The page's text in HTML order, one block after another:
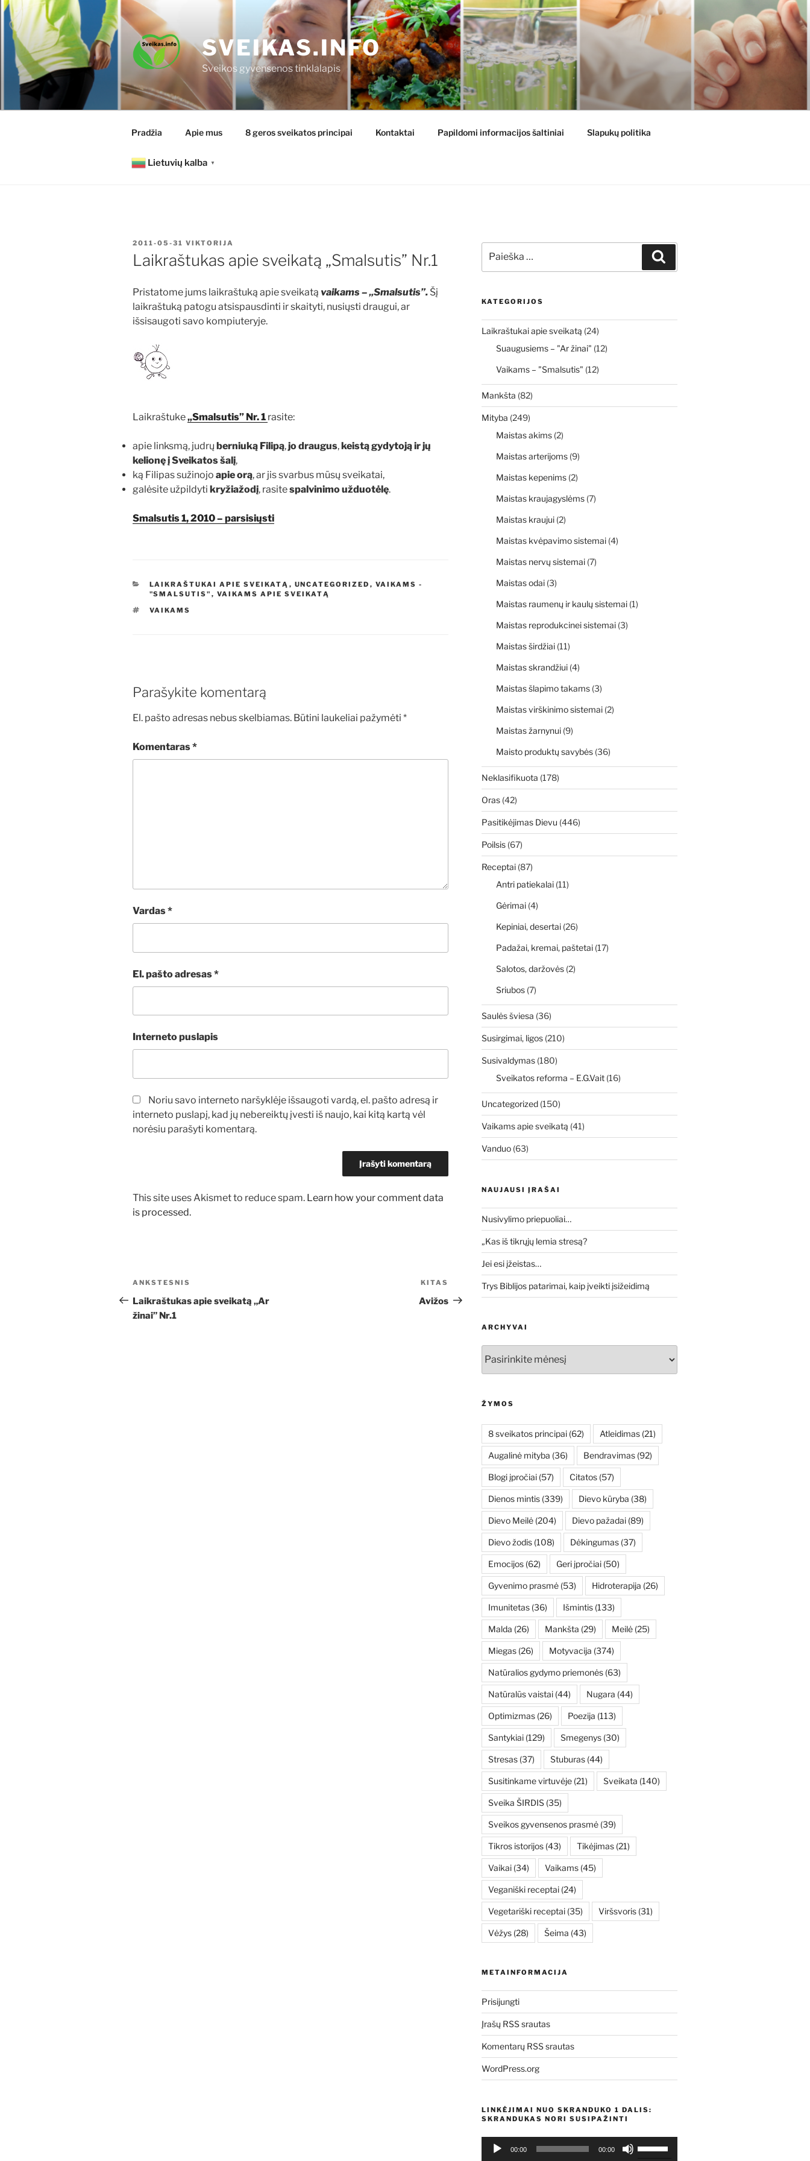
Eiti
prie
turinio
SVEIKAS.INFO
Sveikos gyvensenos tinklalapis
Pradžia Apie mus 8 geros sveikatos principai Kontaktai Papildomi informacijos šaltiniai Slapukų politika
Lietuvių kalba ▼
PASKELBTA
2011-05-31 VIKTORIJA
Laikraštukas apie sveikatą „Smalsutis” Nr.1
Pristatome jums laikraštuką apie sveikatą vaikams – „Smalsutis”. Šį
laikraštuką patogu atsispausdinti ir skaityti, nusiųsti draugui, ar
išsisaugoti savo kompiuteryje.
Laikraštuke„Smalsutis” Nr. 1 rasite:
apie linksmą, judrų berniuką Filipą,jo draugus,keistą gydytoją ir jų
kelionę į Sveikatos šalį,
ką Filipas sužinojo apie orą, ar jis svarbus mūsų sveikatai,
galėsite užpildyti kryžiažodį, rasitespalvinimo užduotėlę.
Smalsutis 1, 2010 – parsisiųsti
KATEGORIJOS
LAIKRAŠTUKAI APIE SVEIKATĄ , UNCATEGORIZED , VAIKAMS -
"SMALSUTIS" , VAIKAMS APIE SVEIKATĄ
ŽYMOS
VAIKAMS
Parašykite komentarą
El. pašto adresas nebus skelbiamas. Būtini laukeliai pažymėti *
Komentaras*
Vardas*
El. pašto adresas*
Interneto puslapis
Noriu savo interneto naršyklėje išsaugoti vardą, el. pašto adresą ir
interneto puslapį, kad jų nebereiktų įvesti iš naujo, kai kitą kartą vėl
norėsiu parašyti komentarą.
This site uses Akismet to reduce spam. Learn how your comment data
is processed.
Navigacija
tarp
įrašų
Ankstesnis
įrašas
ANKSTESNIS
Laikraštukas apie sveikatą „Ar
žinai” Nr.1
įrašas
KITAS
Avižos
KATEGORIJOS
Laikraštukai apie sveikatą (24)
Suaugusiems – "Ar žinai" (12)
Vaikams – "Smalsutis" (12)
Mankšta (82)
Mityba (249)
Maistas akims(2)
Maistas arterijoms(9)
Maistas kepenims(2)
Maistas kraujagyslėms(7)
Maistas kraujui(2)
Maistas kvėpavimo sistemai(4)
Maistas nervų sistemai(7)
Maistas odai(3)
Maistas raumenų ir kaulų sistemai(1)
Maistas reprodukcinei sistemai(3)
Maistas širdžiai(11)
Maistas skrandžiui(4)
Maistas šlapimo takams(3)
Maistas virškinimo sistemai(2)
Maistas žarnynui(9)
Maisto produktų savybės(36)
Neklasifikuota (178)
Oras(42)
Pasitikėjimas Dievu (446)
Poilsis(67)
Receptai(87)
Antri patiekalai(11)
Gėrimai(4)
Kepiniai, desertai(26)
Padažai, kremai, paštetai(17)
Salotos, daržovės(2)
Sriubos(7)
Saulės šviesa (36)
Susirgimai, ligos(210)
Susivaldymas(180)
Sveikatos reforma – E.G.Vait(16)
Uncategorized(150)
Vaikams apie sveikatą (41)
Vanduo(63)
NAUJAUSI ĮRAŠAI
Nusivylimo priepuoliai…
„Kas iš tikrųjų lemia stresą?
Jei esi įžeistas…
Trys Biblijos patarimai, kaip įveikti įsižeidimą
ARCHYVAI
ŽYMOS
8 sveikatos principai(62) Atleidimas(21)
Augalinė mityba (36) Bendravimas(92)
Blogi įpročiai(57) Citatos(57)
Dienos mintis(339) Dievo kūryba (38)
Dievo Meilė(204) Dievo pažadai(89)
Dievo žodis(108) Dėkingumas(37)
Emocijos(62) Geri įpročiai(50)
Gyvenimo prasmė(53) Hidroterapija (26)
Imunitetas(36) Išmintis(133)
Malda (26) Mankšta (29) Meilė(25)
Miegas(26) Motyvacija (374)
Natūralios gydymo priemonės(63)
Natūralūs vaistai(44) Nugara (44)
Optimizmas(26) Poezija (113)
Santykiai(129) Smegenys(30)
Stresas(37) Stuburas(44)
Susitinkame virtuvėje(21) Sveikata (140)
Sveika ŠIRDIS(35)
Sveikos gyvensenos prasmė(39)
Tikros istorijos(43) Tikėjimas(21)
Vaikai(34) Vaikams(45)
Veganiški receptai(24)
Vegetariški receptai(35) Viršsvoris(31)
Vėžys(28) Šeima (43)
METAINFORMACIJA
Prisijungti
Įrašų RSS srautas
Komentarų RSS srautas
WordPress.org
LINKĖJIMAI NUO SKRANDUKO 1 DALIS:
SKRANDUKAS NORI SUSIPAŽINTI
Audio
grotuvas
00:00 00:00